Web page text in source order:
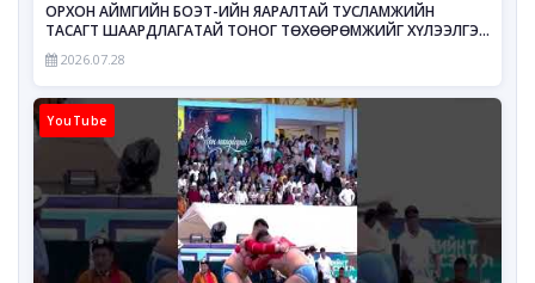
ОРХОН АЙМГИЙН БОЭТ-ИЙН ЯАРАЛТАЙ ТУСЛАМЖИЙН
ТАСАГТ ШААРДЛАГАТАЙ ТОНОГ ТӨХӨӨРӨМЖИЙГ ХҮЛЭЭЛГЭН
ӨГЛӨӨ
2026.07.28
YouTube